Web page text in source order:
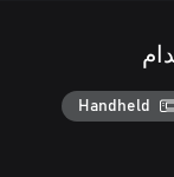
Handheld